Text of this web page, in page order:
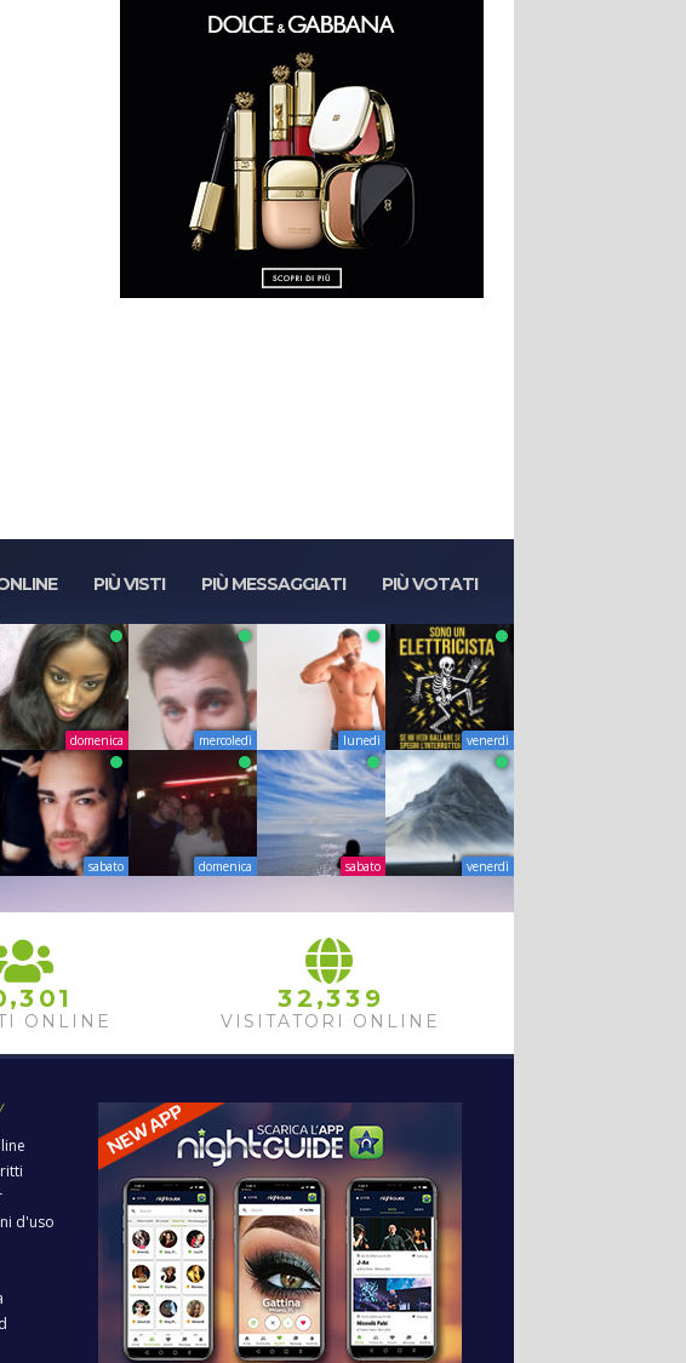
PIÙ VISTI PIÙ MESSAGGIATI PIÙ VOTATI
domenica mercoledì lunedì venerdì
sabato domenica sabato venerdì
,3 01
ONLINE
32 ,33 9
VISITATORI ONLINE
d'uso